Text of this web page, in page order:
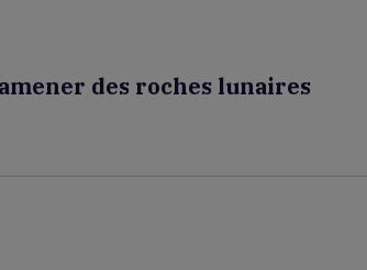
des roches lunaires